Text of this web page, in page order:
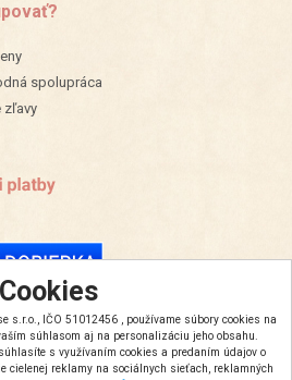
Cookies
s.r.o., IČO 51012456 , používame súbory cookies na
súhlasom aj na personalizáciu jeho obsahu.
s využívaním cookies a predaním údajov o
cielenej reklamy na sociálnych sieťach, reklamných
spolupráca
zľavy